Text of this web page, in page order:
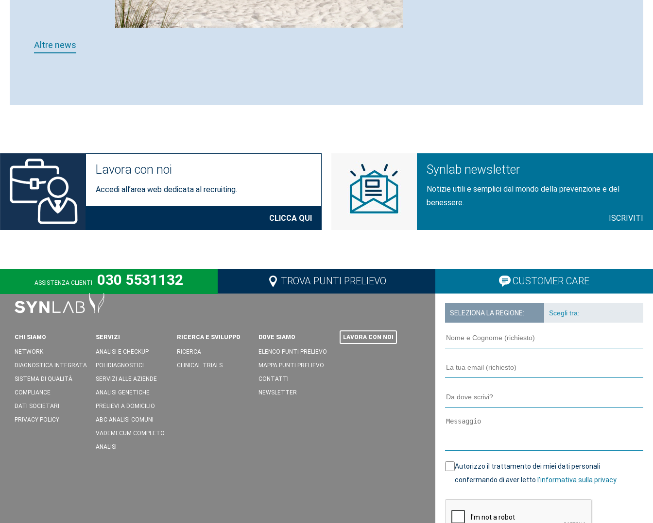
Altre news
Lavora con noi
Accedi all’area web dedicata al recruiting.
CLICCA QUI
Synlab newsletter
Notizie utili e semplici dal mondo della prevenzione e del
benessere.
ISCRIVITI
ASSISTENZA CLIENTI 030 5531132 TROVA PUNTI PRELIEVO CUSTOMER CARE
SELEZIONA LA REGIONE:
Autorizzo il trattamento dei miei dati personali
confermando di aver letto l'informativa sulla privacy
CHI SIAMO
NETWORK
DIAGNOSTICA INTEGRATA
SISTEMA DI QUALITÀ
COMPLIANCE
DATI SOCIETARI
PRIVACY POLICY
SERVIZI
ANALISI E CHECKUP
POLIDIAGNOSTICI
SERVIZI ALLE AZIENDE
ANALISI GENETICHE
PRELIEVI A DOMICILIO
ABC ANALISI COMUNI
VADEMECUM COMPLETO
ANALISI
RICERCA E SVILUPPO
RICERCA
CLINICAL TRIALS
DOVE SIAMO
ELENCO PUNTI PRELIEVO
MAPPA PUNTI PRELIEVO
CONTATTI
NEWSLETTER
LAVORA CON NOI